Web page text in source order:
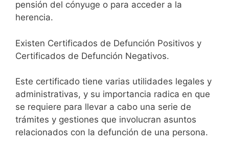
pensión del cónyuge o para acceder a la
herencia.
Existen Certificados de Defunción Positivos y
Certificados de Defunción Negativos.
Este certificado tiene varias utilidades legales y
administrativas, y su importancia radica en que
se requiere para llevar a cabo una serie de
trámites y gestiones que involucran asuntos
relacionados con la defunción de una persona.